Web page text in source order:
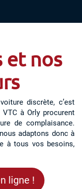
et nos
discrète, c’est
à Orly procurent
de complaisance.
adaptons donc à
à tous vos besoins,
ligne !